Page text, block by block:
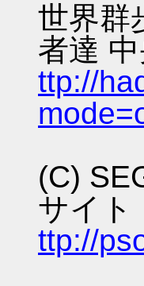
世界群
者達
ttp://
(C)
サイト
ttp://